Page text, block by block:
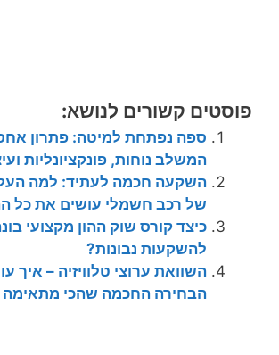
פוסטים קשורים לנושא:
ספה נפתחת למיטה: פתרון
המשלב נוחות, פונקציונליות
השקעה חכמה לעתיד: למה
של רכב חשמלי עושים את כל
כיצד קורס שוק ההון מקצועי
להשקעות נבונות?
השוואת ערוצי טלוויזיה – איך
הבחירה החכמה שהכי